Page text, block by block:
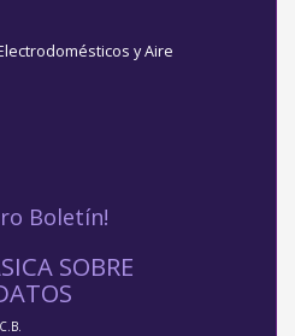
y Aire
Boletín!
SOBRE